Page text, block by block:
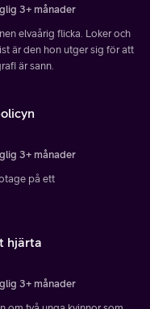
3+ månader
elvaårig flicka. Loker och
är den hon utger sig för att
är sann.
3+ månader
på ett
hjärta
3+ månader